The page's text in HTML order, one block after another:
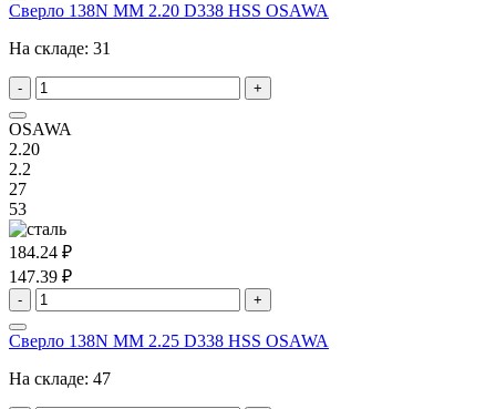
Сверло 138N MM 2.20 D338 HSS OSAWA
На складе: 31
- +
OSAWA
2.20
2.2
27
53
184.24 ₽
147.39 ₽
- +
Сверло 138N MM 2.25 D338 HSS OSAWA
На складе: 47